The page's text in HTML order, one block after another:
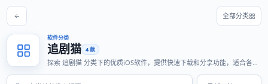
全部分类
软件分类
追剧猫 4 款
探索 追剧猫 分类下的优质iOS软件，提供快速下载和分享功能，适合各种